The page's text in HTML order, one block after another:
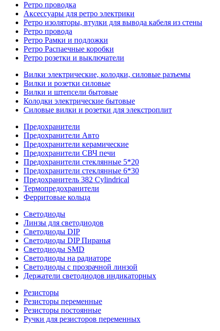
Ретро проводка
Аксессуары для ретро электрики
Ретро изоляторы, втулки для вывода кабеля из стены
Ретро провода
Ретро Рамки и подложки
Ретро Распаечные коробки
Ретро розетки и выключатели
Вилки электрические, колодки, силовые разъемы
Вилки и розетки силовые
Вилки и штепсели бытовые
Колодки электрические бытовые
Силовые вилки и розетки для элекстроплит
Предохранители
Предохранители Авто
Предохранители керамические
Предохранители СВЧ печи
Предохранители стеклянные 5*20
Предохранители стеклянные 6*30
Предохранитель 382 Cylindrical
Термопредохранители
Ферритовые кольца
Светодиоды
Линзы для светодиодов
Светодиоды DIP
Светодиоды DIP Пиранья
Светодиоды SMD
Светодиоды на радиаторе
Светодиоды с прозрачной линзой
Держатели светодиодов индикаторных
Резисторы
Резисторы переменные
Резисторы постоянные
Ручки для резисторов переменных